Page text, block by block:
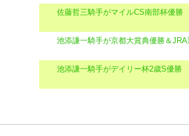
佐藤哲三騎手がマイルCS南部杯優勝
池添謙一騎手が京都大賞典優勝＆
池添謙一騎手がデイリー杯2歳S優勝